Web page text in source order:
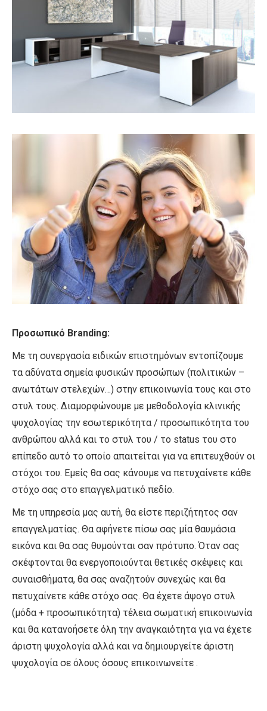
Προσωπικό Branding:
Με τη συνεργασία ειδικών επιστημόνων εντοπίζουμε
τα αδύνατα σημεία φυσικών προσώπων (πολιτικών –
ανωτάτων στελεχών…) στην επικοινωνία τους και στο
στυλ τους. Διαμορφώνουμε με μεθοδολογία κλινικής
ψυχολογίας την εσωτερικότητα / προσωπικότητα του
ανθρώπου αλλά και το στυλ του / το status του στο
επίπεδο αυτό το οποίο απαιτείται για να επιτευχθούν οι
στόχοι του. Εμείς θα σας κάνουμε να πετυχαίνετε κάθε
στόχο σας στο επαγγελματικό πεδίο.
Με τη υπηρεσία μας αυτή, θα είστε περιζήτητος σαν
επαγγελματίας. Θα αφήνετε πίσω σας μία θαυμάσια
εικόνα και θα σας θυμούνται σαν πρότυπο. Όταν σας
σκέφτονται θα ενεργοποιούνται θετικές σκέψεις και
συναισθήματα, θα σας αναζητούν συνεχώς και θα
πετυχαίνετε κάθε στόχο σας. Θα έχετε άψογο στυλ
(μόδα + προσωπικότητα) τέλεια σωματική επικοινωνία
και θα κατανοήσετε όλη την αναγκαιότητα για να έχετε
άριστη ψυχολογία αλλά και να δημιουργείτε άριστη
ψυχολογία σε όλους όσους επικοινωνείτε .